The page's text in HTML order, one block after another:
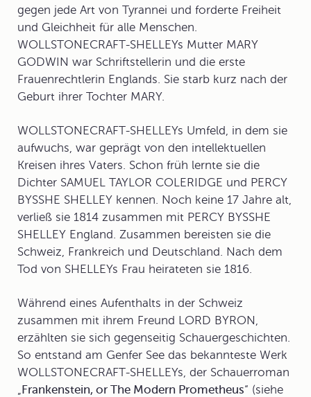
gegen jede Art von Tyrannei und forderte Freiheit
und Gleichheit für alle Menschen.
WOLLSTONECRAFT-SHELLEYs Mutter MARY
GODWIN war Schriftstellerin und die erste
Frauenrechtlerin Englands. Sie starb kurz nach der
Geburt ihrer Tochter MARY.
WOLLSTONECRAFT-SHELLEYs Umfeld, in dem sie
aufwuchs, war geprägt von den intellektuellen
Kreisen ihres Vaters. Schon früh lernte sie die
Dichter SAMUEL TAYLOR COLERIDGE und PERCY
BYSSHE SHELLEY kennen. Noch keine 17 Jahre alt,
verließ sie 1814 zusammen mit PERCY BYSSHE
SHELLEY England. Zusammen bereisten sie die
Schweiz, Frankreich und Deutschland. Nach dem
Tod von SHELLEYs Frau heirateten sie 1816.
Während eines Aufenthalts in der Schweiz
zusammen mit ihrem Freund LORD BYRON,
erzählten sie sich gegenseitig Schauergeschichten.
So entstand am Genfer See das bekannteste Werk
WOLLSTONECRAFT-SHELLEYs, der Schauerroman
„Frankenstein, or The Modern Prometheus“ (siehe